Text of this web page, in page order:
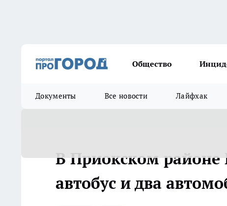
Общество
Документы Все новости Лайфхак
В Приокском районе
автобус и два